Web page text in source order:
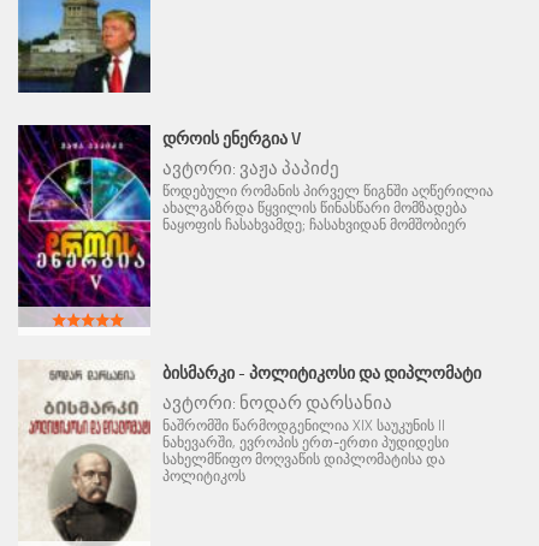
ᲓᲠᲝᲘᲡ ᲔᲜᲔᲠᲒᲘᲐ V
ავტორი: ვაჟა პაპიძე
წოდებული რომანის პირველ წიგნში აღწერილია
ახალგაზრდა წყვილის წინასწარი მომზადება
ნაყოფის ჩასახვამდე; ჩასახვიდან მომშობიერ
ᲑᲘᲡᲛᲐᲠᲙᲘ - ᲞᲝᲚᲘᲢᲘᲙᲝᲡᲘ ᲓᲐ ᲓᲘᲞᲚᲝᲛᲐᲢᲘ
ავტორი: ნოდარ დარსანია
ნაშრომში წარმოდგენილია XIX საუკუნის II
ნახევარში, ევროპის ერთ-ერთი პუდიდესი
სახელმწიფო მოღვაწის დიპლომატისა და
პოლიტიკოს